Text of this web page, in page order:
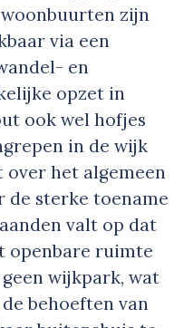
zijn
via een
en
opzet in
ook wel hofjes
in de wijk
het algemeen
de sterke toename
valt op dat
openbare ruimte
wijkpark, wat
behoeften van